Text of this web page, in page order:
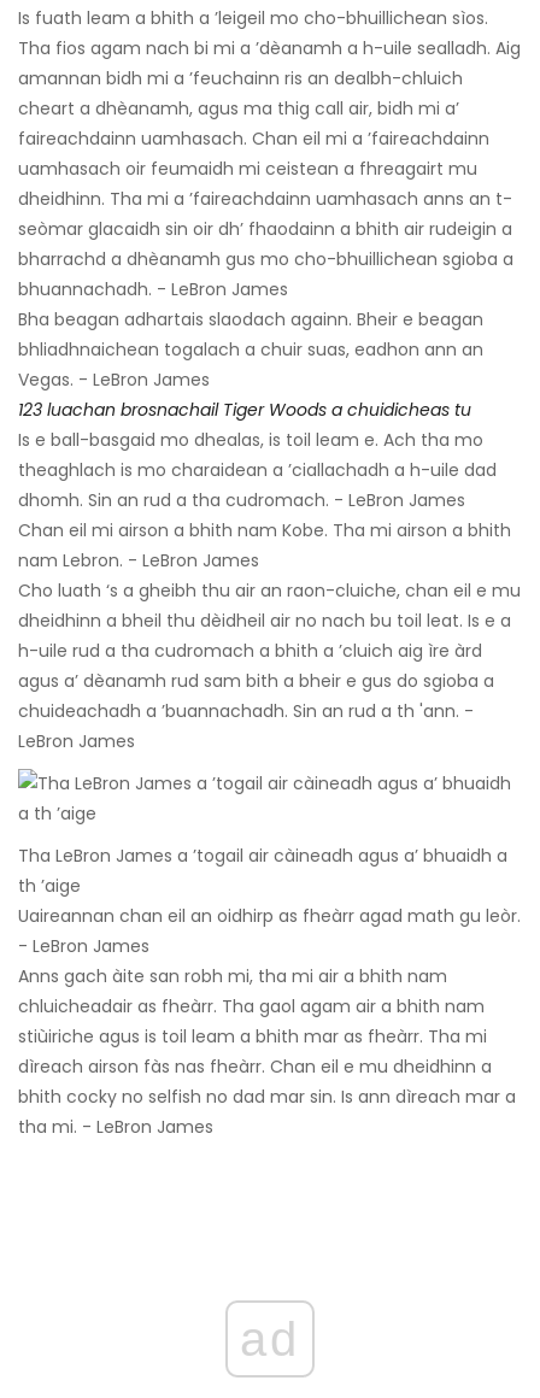
Is fuath leam a bhith a ’leigeil mo cho-bhuillichean sìos.
Tha fios agam nach bi mi a ’dèanamh a h-uile sealladh. Aig
amannan bidh mi a ’feuchainn ris an dealbh-chluich
cheart a dhèanamh, agus ma thig call air, bidh mi a’
faireachdainn uamhasach. Chan eil mi a ’faireachdainn
uamhasach oir feumaidh mi ceistean a fhreagairt mu
dheidhinn. Tha mi a ’faireachdainn uamhasach anns an t-
seòmar glacaidh sin oir dh’ fhaodainn a bhith air rudeigin a
bharrachd a dhèanamh gus mo cho-bhuillichean sgioba a
bhuannachadh. - LeBron James
Bha beagan adhartais slaodach againn. Bheir e beagan
bhliadhnaichean togalach a chuir suas, eadhon ann an
Vegas. - LeBron James
123 luachan brosnachail Tiger Woods a chuidicheas tu
Is e ball-basgaid mo dhealas, is toil leam e. Ach tha mo
theaghlach is mo charaidean a ’ciallachadh a h-uile dad
dhomh. Sin an rud a tha cudromach. - LeBron James
Chan eil mi airson a bhith nam Kobe. Tha mi airson a bhith
nam Lebron. - LeBron James
Cho luath ‘s a gheibh thu air an raon-cluiche, chan eil e mu
dheidhinn a bheil thu dèidheil air no nach bu toil leat. Is e a
h-uile rud a tha cudromach a bhith a ’cluich aig ìre àrd
agus a’ dèanamh rud sam bith a bheir e gus do sgioba a
chuideachadh a ’buannachadh. Sin an rud a th 'ann. -
LeBron James
Tha LeBron James a ’togail air càineadh agus a’ bhuaidh a
th ’aige
Uaireannan chan eil an oidhirp as fheàrr agad math gu leòr.
- LeBron James
Anns gach àite san robh mi, tha mi air a bhith nam
chluicheadair as fheàrr. Tha gaol agam air a bhith nam
stiùiriche agus is toil leam a bhith mar as fheàrr. Tha mi
dìreach airson fàs nas fheàrr. Chan eil e mu dheidhinn a
bhith cocky no selfish no dad mar sin. Is ann dìreach mar a
tha mi. - LeBron James
ad